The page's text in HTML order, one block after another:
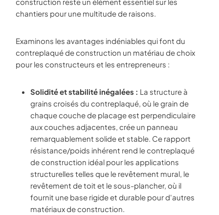
chantiers pour une multitude de raisons.
Examinons les avantages indéniables qui font du
contreplaqué de construction un matériau de choix
pour les constructeurs et les entrepreneurs :
Solidité et stabilité inégalées : La structure à
grains croisés du contreplaqué, où le grain de
chaque couche de placage est perpendiculaire
aux couches adjacentes, crée un panneau
remarquablement solide et stable. Ce rapport
résistance/poids inhérent rend le contreplaqué
de construction idéal pour les applications
structurelles telles que le revêtement mural, le
revêtement de toit et le sous-plancher, où il
fournit une base rigide et durable pour d'autres
matériaux de construction.